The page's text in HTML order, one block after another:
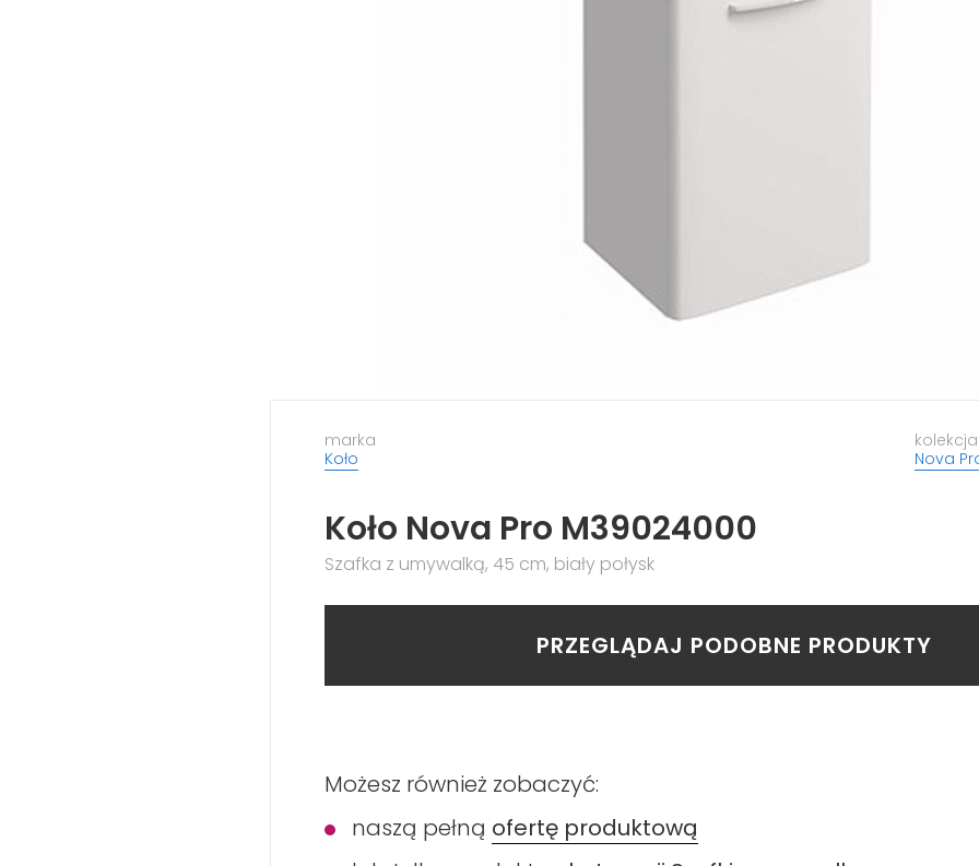
marka
Koło
kolekcja
Nova
Koło Nova Pro M39024000
Szafka z umywalką, 45 cm, biały połysk
PRZEGLĄDAJ PODOBNE PRODUKTY
Możesz również zobaczyć:
naszą pełną ofertę produktową